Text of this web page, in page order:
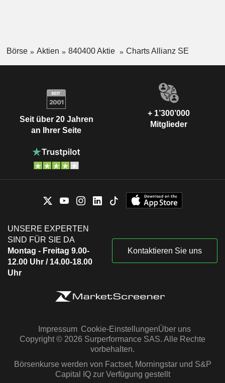
Börse Aktien 840400 Aktie Charts Allianz SE
Seit über 20 Jahren
an Ihrer Seite
+ 1’300’000
Mitglieder
UNSERE EXPERTEN
SIND FÜR SIE DA
Montag - Freitag 9.00-
12.00 Uhr / 14.00-18.00
Uhr
Kontaktieren Sie uns
Impressum Cookie-EinstellungenÜber uns
Copyright © 2026 Surperformance SAS. Alle Rechte
vorbehalten.
Börsenkurse werden von Factset, Morningstar und S&P
Capital IQ zur Verfügung gestellt